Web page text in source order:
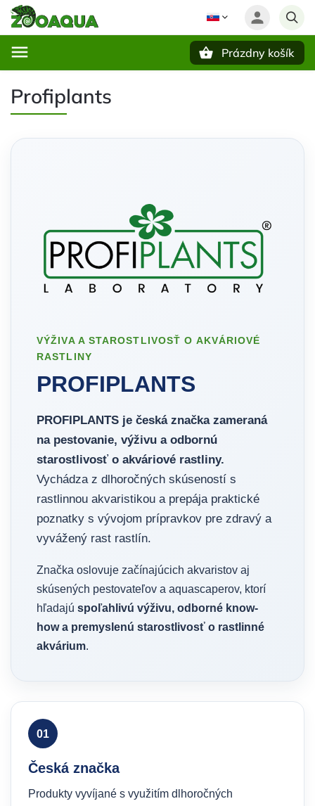
Prázdny košík
Profiplants
VÝŽIVA A STAROSTLIVOSŤ O AKVÁRIOVÉ
RASTLINY
PROFIPLANTS
PROFIPLANTS je česká značka zameraná
na pestovanie, výživu a odbornú
starostlivosť o akváriové rastliny.
Vychádza z dlhoročných skúseností s
rastlinnou akvaristikou a prepája praktické
poznatky s vývojom prípravkov pre zdravý a
vyvážený rast rastlín.
Značka oslovuje začínajúcich akvaristov aj
skúsených pestovateľov a aquascaperov, ktorí
hľadajú spoľahlivú výživu, odborné know-
how a premyslenú starostlivosť o rastlinné
akvárium.
01
Česká značka
Produkty vyvíjané s využitím dlhoročných